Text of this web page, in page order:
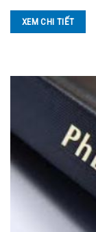
XEM CHI TIẾT